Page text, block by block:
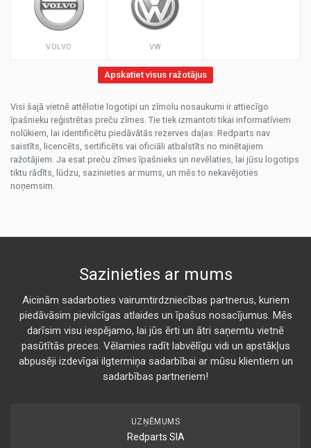
VOLVO VW
Apskatiet visus ražotājus
Visi šajā vietnē attēlotie logotipi un zīmolu nosaukumi ir attiecīgo
īpašnieku reģistrētas preču zīmes. Tie tiek izmantoti tikai informatīviem
nolūkiem, lai identificētu piedāvātās rezerves daļas. Redparts nav
saistīts, licencēts, sertificēts vai oficiāli atbalstīts no minētajiem
ražotājiem. Ja esat preču zīmes īpašnieks un nevēlaties, lai jūsu logotips
tiktu rādīts, lūdzu, sazinieties ar mums, un mēs to nekavējoties
noņemsim.
Sazinieties ar mums
Aicinām sadarboties vairumtirdzniecības partnerus, kuriem
piedāvāsim pievilcīgas atlaides un īpašus nosacījumus. Mēs
darīsim visu iespējamo, lai jūs ērti un ātri saņemtu vietnē
pasūtītās preces. Vēlamies radīt labvēlīgu vidi un apstākļus
abpusēji izdevīgai ilgtermiņa sadarbībai ar mūsu klientiem un
sadarbības partneriem!
UZŅĒMUMS
Redparts SIA